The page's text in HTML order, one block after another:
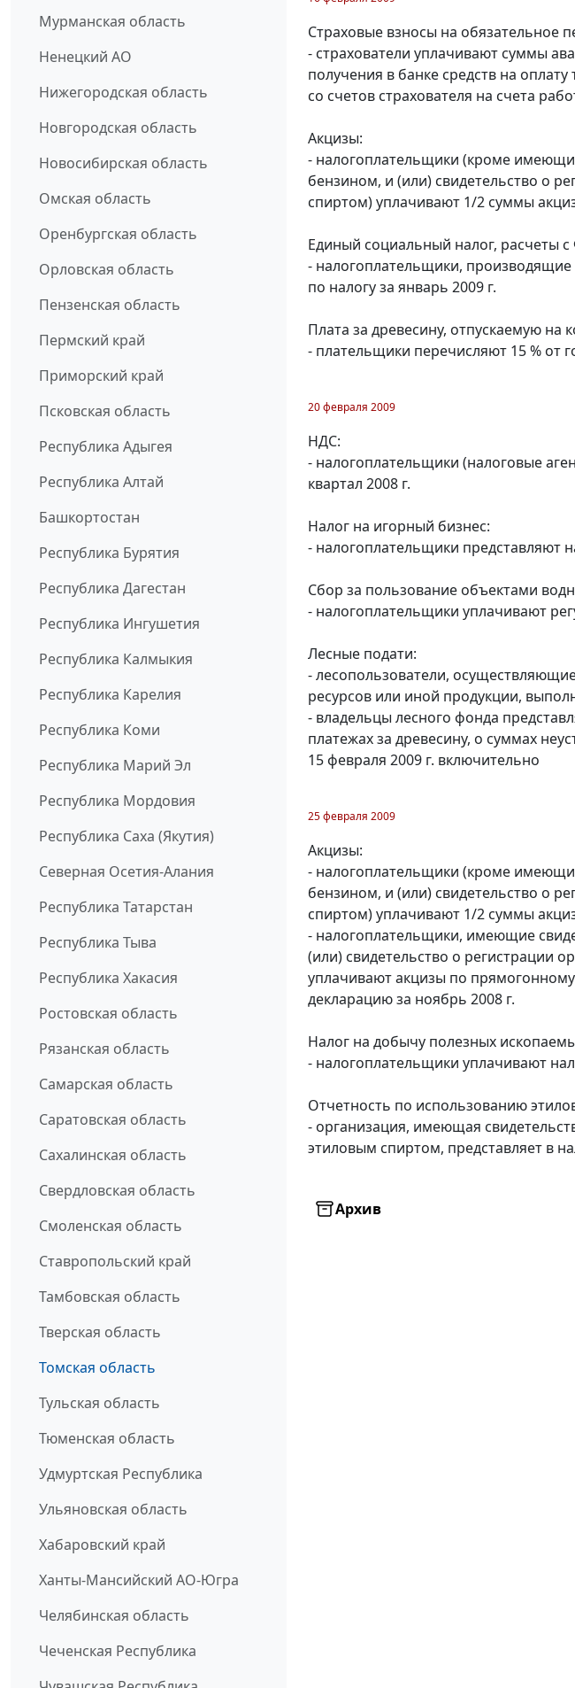
Мурманская область
Ненецкий АО
Нижегородская область
Новгородская область
Новосибирская область
Омская область
Оренбургская область
Орловская область
Пензенская область
Пермский край
Приморский край
Псковская область
Республика Адыгея
Республика Алтай
Башкортостан
Республика Бурятия
Республика Дагестан
Республика Ингушетия
Республика Калмыкия
Республика Карелия
Республика Коми
Республика Марий Эл
Республика Мордовия
Республика Саха (Якутия)
Северная Осетия-Алания
Республика Татарстан
Республика Тыва
Республика Хакасия
Ростовская область
Рязанская область
Самарская область
Саратовская область
Сахалинская область
Свердловская область
Смоленская область
Ставропольский край
Тамбовская область
Тверская область
Томская область
Тульская область
Тюменская область
Удмуртская Республика
Ульяновская область
Хабаровский край
Ханты-Мансийский АО-Югра
Челябинская область
Чеченская Республика
Страховые взносы на обязательное
- страхователи уплачивают суммы
получения в банке средств на
со счетов страхователя на счета
Акцизы:
- налогоплательщики (кроме
бензином, и (или) свидетельство о
спиртом) уплачивают 1/2 суммы
Единый социальный налог, расчеты
- налогоплательщики,
по налогу за январь 2009 г.
Плата за древесину, отпускаемую на
- плательщики перечисляют 15 % от
20 февраля 2009
НДС:
- налогоплательщики (налоговые
квартал 2008 г.
Налог на игорный бизнес:
- налогоплательщики представляют
Сбор за пользование объектами
- налогоплательщики уплачивают
Лесные подати:
- лесопользователи,
ресурсов или иной продукции,
- владельцы лесного фонда
платежах за древесину, о суммах
15 февраля 2009 г. включительно
25 февраля 2009
Акцизы:
- налогоплательщики (кроме
бензином, и (или) свидетельство о
спиртом) уплачивают 1/2 суммы
- налогоплательщики, имеющие
(или) свидетельство о регистрации
уплачивают акцизы по
декларацию за ноябрь 2008 г.
Налог на добычу полезных
- налогоплательщики уплачивают
Отчетность по использованию
- организация, имеющая
этиловым спиртом, представляет в
Архив